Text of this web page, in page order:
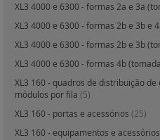
XL3 4000 e 6300 - formas 2a e 3a
XL3 4000 e 6300 - formas 2b e 3b e
XL3 4000 e 6300 - formas 2b e 3b
XL3 4000 e 6300 - formas 4b
XL3 160 - quadros de distribuição
módulos por fila (5)
XL3 160 - portas e acessórios (25)
XL3 160 - equipamentos e acessórios